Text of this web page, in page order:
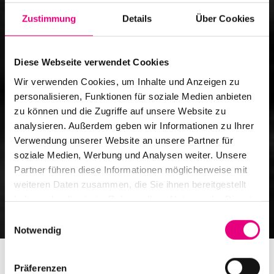
Zustimmung Details Über Cookies
Diese Webseite verwendet Cookies
Wir verwenden Cookies, um Inhalte und Anzeigen zu
personalisieren, Funktionen für soziale Medien anbieten
zu können und die Zugriffe auf unsere Website zu
analysieren. Außerdem geben wir Informationen zu Ihrer
Verwendung unserer Website an unsere Partner für
soziale Medien, Werbung und Analysen weiter. Unsere
Partner führen diese Informationen möglicherweise mit
weiteren Daten zusammen, die Sie ihnen bereitgestellt
Notwendig
Präferenzen